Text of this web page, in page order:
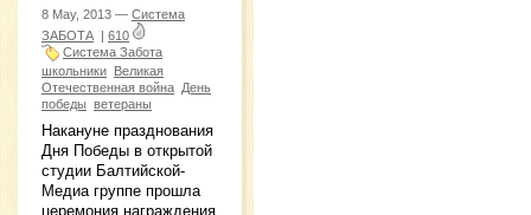
8 May, 2013 — Система
ЗАБОТА
610
Система Забота
школьники
Великая
Отечественная война День
победы ветераны
Накануне празднования
Дня Победы в открытой
студии Балтийской-
Медиа группе прошла
церемония награждения